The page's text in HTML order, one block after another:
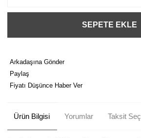
SEPETE EKLE
Arkadaşına Gönder
Paylaş
Fiyatı Düşünce Haber Ver
Ürün Bilgisi Yorumlar Taksit